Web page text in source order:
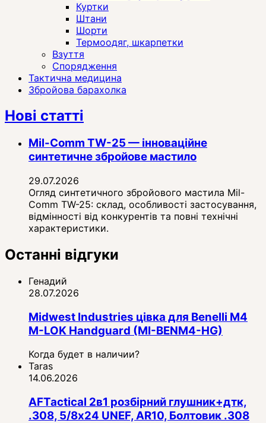
Куртки
Штани
Шорти
Термоодяг, шкарпетки
Взуття
Спорядження
Тактична медицина
Збройова барахолка
Нові статті
Mil-Comm TW-25 — інноваційне
синтетичне збройове мастило
29.07.2026
Огляд синтетичного збройового мастила Mil-
Comm TW-25: склад, особливості застосування,
відмінності від конкурентів та повні технічні
характеристики.
Останні відгуки
Генадий
28.07.2026
Midwest Industries цівка для Benelli M4
M-LOK Handguard (MI-BENM4-HG)
Когда будет в наличии?
Taras
14.06.2026
AFTactical 2в1 розбірний глушник+дтк,
.308, 5/8x24 UNEF, AR10, Болтовик .308